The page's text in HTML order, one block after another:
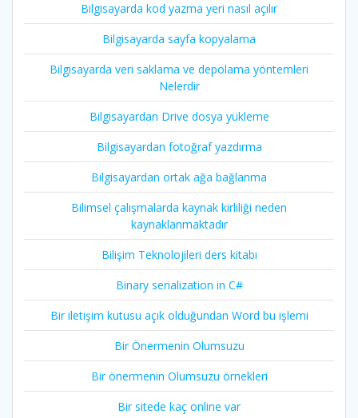
Bilgisayarda kod yazma yeri nasıl açılır
Bilgisayarda sayfa kopyalama
Bilgisayarda veri saklama ve depolama yöntemleri
Nelerdir
Bilgisayardan Drive dosya yükleme
Bilgisayardan fotoğraf yazdırma
Bilgisayardan ortak ağa bağlanma
Bilimsel çalışmalarda kaynak kirliliği neden
kaynaklanmaktadır
Bilişim Teknolojileri ders kitabı
Binary serialization in C#
Bir iletişim kutusu açık olduğundan Word bu işlemi
Bir Önermenin Olumsuzu
Bir önermenin Olumsuzu örnekleri
Bir sitede kaç online var